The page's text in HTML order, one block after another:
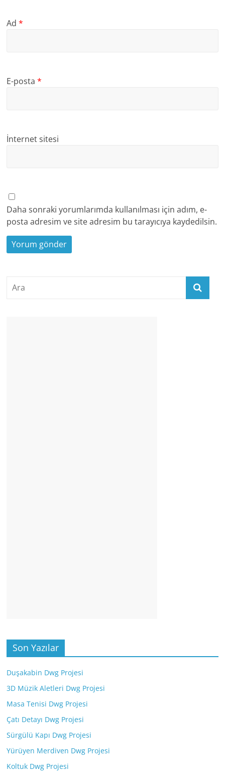
Ad*
E-posta*
İnternet sitesi
Daha sonraki yorumlarımda kullanılması için adım, e-
posta adresim ve site adresim bu tarayıcıya kaydedilsin.
Son Yazılar
Duşakabin Dwg Projesi
3D Müzik Aletleri Dwg Projesi
Masa Tenisi Dwg Projesi
Çatı Detayı Dwg Projesi
Sürgülü Kapı Dwg Projesi
Yürüyen Merdiven Dwg Projesi
Koltuk Dwg Projesi